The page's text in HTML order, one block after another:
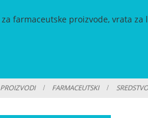
PROIZVODI FARMACEUTSKI